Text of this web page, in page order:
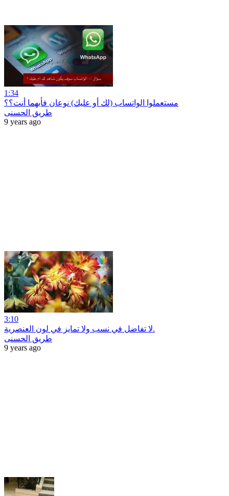
1:34
مستعملوا الواتساب (لك أو عليك) نوعان فأيهما أنت؟؟
طريق الحسنى
9 years ago
3:10
لا تفاضل في نسب ولا تمايز في لون العنصرية.
طريق الحسنى
9 years ago